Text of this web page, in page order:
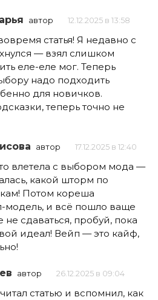
автор 12.12.2025 в 13:58
статья! Я недавно с
— взял слишком
еле-еле мог. Теперь
надо подходить
для новичков.
теперь точно не
автор 17.12.2025 в 12:40
влетела с выбором мода —
какой шторм по
Потом кореша
модель, и всё пошло ваще
не сдаваться, пробуй, пока
идеал! Вейп — это кайф,
автор 26.12.2025 в 09:04
статью и вспомнил, как